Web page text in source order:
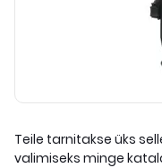
Teile tarnitakse üks
valimiseks minge